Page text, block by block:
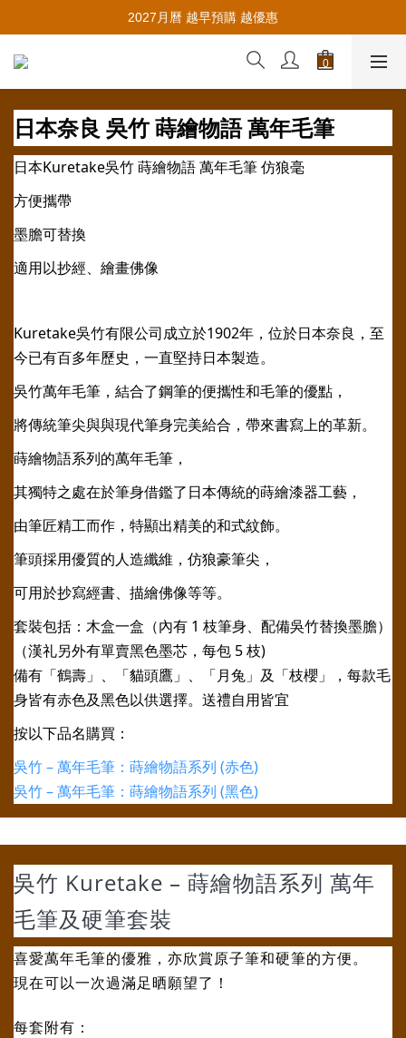
推薦新會員入會，賺取購物金🪙
2027月曆 越早預購 越優惠
推薦新會員入會，賺取購物金🪙
日本奈良 吳竹 蒔繪物語 萬年毛筆
日本Kuretake吳竹 蒔繪物語 萬年毛筆 仿狼毫
方便攜帶
墨膽可替換
適用以抄經、繪畫佛像
Kuretake吳竹有限公司成立於1902年，位於日本奈良，至
今已有百多年歷史，一直堅持日本製造。
吳竹萬年毛筆，結合了鋼筆的便攜性和毛筆的優點，
將傳統筆尖與與現代筆身完美給合，帶來書寫上的革新。
蒔繪物語系列的萬年毛筆，
其獨特之處在於筆身借鑑了日本傳統的蒔繪漆器工藝，
由筆匠精工而作，特顯出精美的和式紋飾。
筆頭採用優質的人造纖維，仿狼豪筆尖，
可用於抄寫經書、描繪佛像等等。
套裝包括：木盒一盒（內有 1 枝筆身、配備吳竹替換墨膽）
（漢礼另外有單賣黑色墨芯，每包 5 枝)
備有「鶴壽」、「貓頭鷹」、「月兔」及「枝櫻」，每款毛
身皆有赤色及黑色以供選擇。送禮自用皆宜
按以下品名購買：
吳竹 – 萬年毛筆：蒔繪物語系列 (赤色)
吳竹 – 萬年毛筆：蒔繪物語系列 (黑色)
吳竹 Kuretake – 蒔繪物語系列 萬年
毛筆及硬筆套裝
喜愛萬年毛筆的優雅，亦欣賞原子筆和硬筆的方便。
現在可以一次過滿足晒願望了！
每套附有：